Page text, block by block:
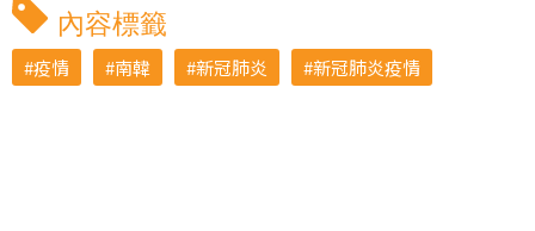
內容標籤
疫情 南韓 新冠肺炎 新冠肺炎疫情